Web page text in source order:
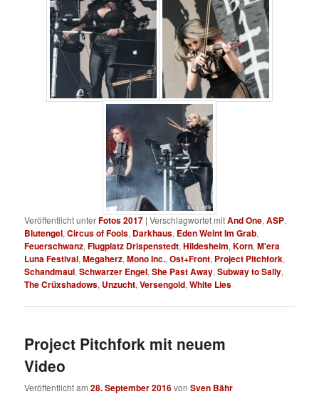
Veröffentlicht unterFotos 2017 |Verschlagwortet mitAnd One,ASP,
Blutengel,Circus of Fools, Darkhaus, Eden Weint Im Grab,
Feuerschwanz,Flugplatz Drispenstedt,Hildesheim,Korn,M'era
Luna Festival,Megaherz,Mono Inc.,Ost+Front, Project Pitchfork,
Schandmaul,Schwarzer Engel,She Past Away,Subway to Sally,
The Crüxshadows, Unzucht,Versengold,White Lies
Project Pitchfork mit neuem
Video
Veröffentlicht am28. September 2016vonSven Bähr